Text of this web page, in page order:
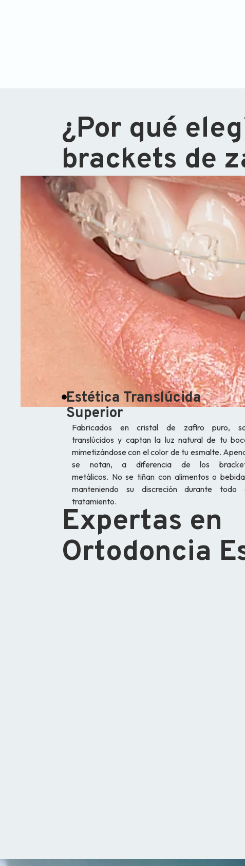
¿Por qué
brackets de
Estética Translúcida
Superior
Fabricados en cristal de zafiro puro,
translúcidos y captan la luz natural de tu
mimetizándose con el color de tu esmalte.
se notan, a diferencia de los
metálicos. No se tiñan con alimentos o
manteniendo su discreción durante todo
tratamiento.
Expertas en
Ortodoncia